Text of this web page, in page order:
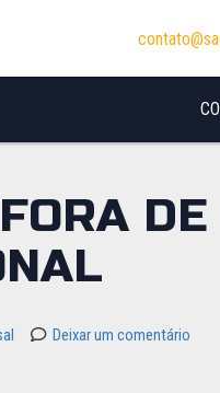
Deixar um comentário